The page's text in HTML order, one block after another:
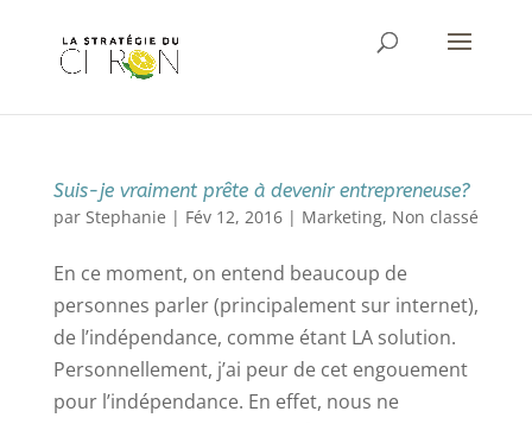
Suis-je vraiment prête à devenir entrepreneuse?
par Stephanie | Fév 12, 2016| Marketing, Non classé
En ce moment, on entend beaucoup de
personnes parler (principalement sur internet),
de l’indépendance, comme étant LA solution.
Personnellement, j’ai peur de cet engouement
pour l’indépendance. En effet, nous ne